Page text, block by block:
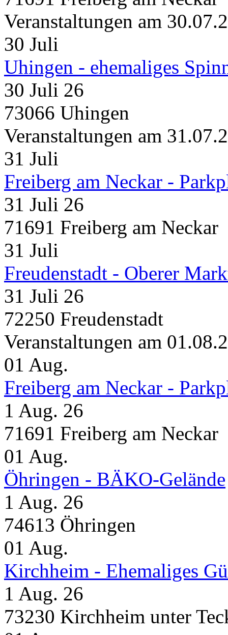
Veranstaltungen am
30 Juli
Uhingen - ehemaliges
30 Juli 26
73066 Uhingen
Veranstaltungen am
31 Juli
Freiberg am Neckar -
31 Juli 26
71691 Freiberg am Neckar
31 Juli
Freudenstadt - Oberer
31 Juli 26
72250 Freudenstadt
Veranstaltungen am
01 Aug.
Freiberg am Neckar -
1 Aug. 26
71691 Freiberg am Neckar
01 Aug.
Öhringen - BÄKO-Gelände
1 Aug. 26
74613 Öhringen
01 Aug.
Kirchheim - Ehemaliges
1 Aug. 26
73230 Kirchheim unter